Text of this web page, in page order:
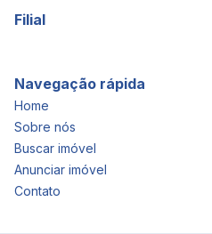
Filial
Navegação rápida
Home
Sobre nós
Buscar imóvel
Anunciar imóvel
Contato